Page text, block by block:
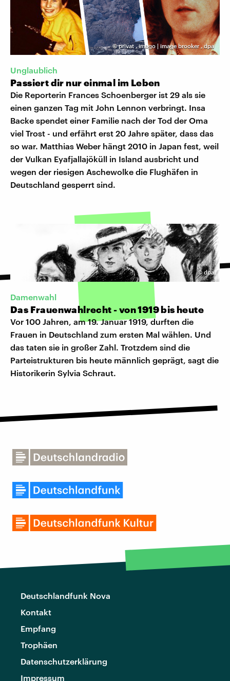
©privat,imago | image brooker,dpa
Unglaublich
Passiert dir nur einmal im Leben
Die Reporterin Frances Schoenberger ist 29 als sie
einen ganzen Tag mit John Lennon verbringt. Insa
Backe spendet einer Familie nach der Tod der Oma
viel Trost - und erfährt erst 20 Jahre später, dass das
so war. Matthias Weber hängt 2010 in Japan fest, weil
der Vulkan Eyafjallajöküll in Island ausbricht und
wegen der riesigen Aschewolke die Flughäfen in
Deutschland gesperrt sind.
©dpa
Damenwahl
Das Frauenwahlrecht - von 1919 bis heute
Vor 100 Jahren, am 19. Januar 1919, durften die
Frauen in Deutschland zum ersten Mal wählen. Und
das taten sie in großer Zahl. Trotzdem sind die
Parteistrukturen bis heute männlich geprägt, sagt die
Historikerin Sylvia Schraut.
Deutschlandfunk Nova
Kontakt
Empfang
Trophäen
Datenschutzerklärung
Impressum